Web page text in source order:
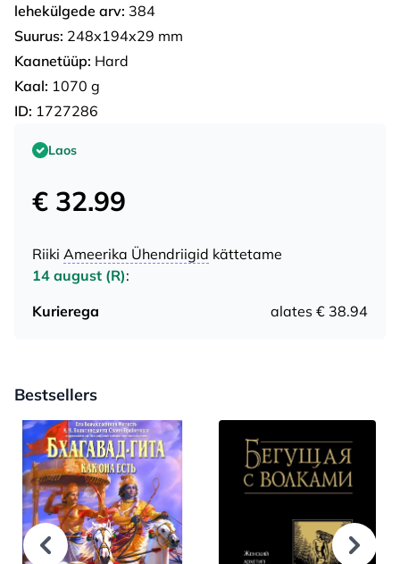
lehekülgede arv: 384
Suurus: 248х194х29 mm
Kaanetüüp: Hard
Kaal: 1070 g
ID: 1727286
Laos
€ 32.99
Riiki Ameerika Ühendriigid kättetame
14 august (R):
Kurierega
alates € 38.94
Bestsellers